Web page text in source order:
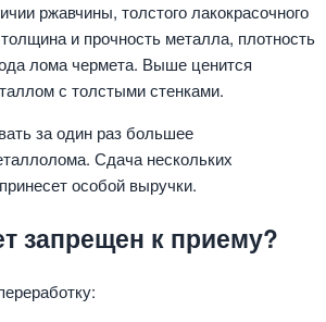
ржавчины, толстого лакокрасочного
и прочность металла, плотность
лома чермета. Выше ценится
с толстыми стенками.
за один раз большее
Сдача нескольких
особой выручки.
запрещен к приему?